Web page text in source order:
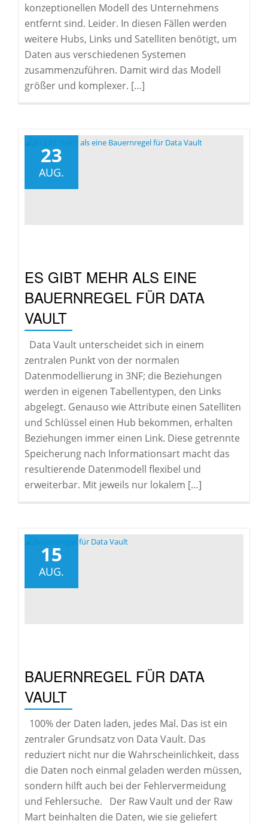
konzeptionellen Modell des Unternehmens
entfernt sind. Leider. In diesen Fällen werden
weitere Hubs, Links und Satelliten benötigt, um
Daten aus verschiedenen Systemen
zusammenzuführen. Damit wird das Modell
größer und komplexer. […]
23
AUG.
ES GIBT MEHR ALS EINE
BAUERNREGEL FÜR DATA
VAULT
Data Vault unterscheidet sich in einem
zentralen Punkt von der normalen
Datenmodellierung in 3NF; die Beziehungen
werden in eigenen Tabellentypen, den Links
abgelegt. Genauso wie Attribute einen Satelliten
und Schlüssel einen Hub bekommen, erhalten
Beziehungen immer einen Link. Diese getrennte
Speicherung nach Informationsart macht das
resultierende Datenmodell flexibel und
erweiterbar. Mit jeweils nur lokalem […]
15
AUG.
BAUERNREGEL FÜR DATA
VAULT
100% der Daten laden, jedes Mal. Das ist ein
zentraler Grundsatz von Data Vault. Das
reduziert nicht nur die Wahrscheinlichkeit, dass
die Daten noch einmal geladen werden müssen,
sondern hilft auch bei der Fehlervermeidung
und Fehlersuche. Der Raw Vault und der Raw
Mart beinhalten die Daten, wie sie geliefert